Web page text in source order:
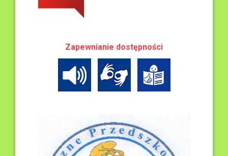
Zapewnianie dostępności